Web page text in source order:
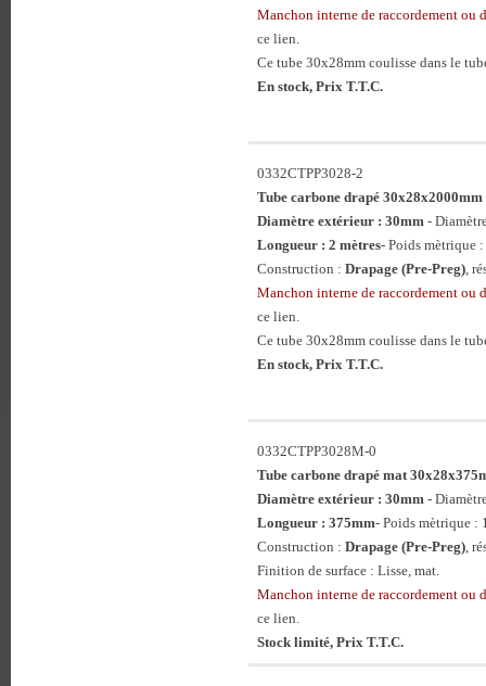
Manchon interne de raccordement ou
ce lien.
Ce tube 30x28mm coulisse dans le
En stock, Prix T.T.C.
0332CTPP3028-2
Tube carbone drapé 30x28x2000mm
Diamètre extérieur : 30mm -
Longueur : 2 mètres- Poids mètrique :
Construction : Drapage (Pre-Preg),
Manchon interne de raccordement ou
ce lien.
Ce tube 30x28mm coulisse dans le
En stock, Prix T.T.C.
0332CTPP3028M-0
Tube carbone drapé mat
Diamètre extérieur : 30mm -
Longueur : 375mm- Poids mètrique :
Construction : Drapage (Pre-Preg),
Finition de surface : Lisse, mat.
Manchon interne de raccordement ou
ce lien.
Stock limité, Prix T.T.C.